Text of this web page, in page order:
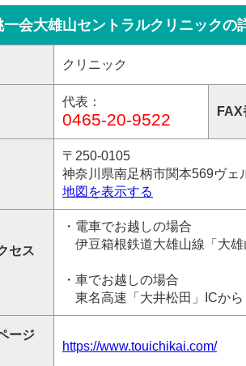
一会大雄山セントラルクリニックの
クリニック
代表：
0465-20-9522
〒250-0105
神奈川県南足柄市関本569ヴ
地図を表示する
セス
・電車でお越しの場合
伊豆箱根鉄道大雄山線「大雄
・車でお越しの場合
東名高速「大井松田」ICから
ージ
https://www.touichikai.com/